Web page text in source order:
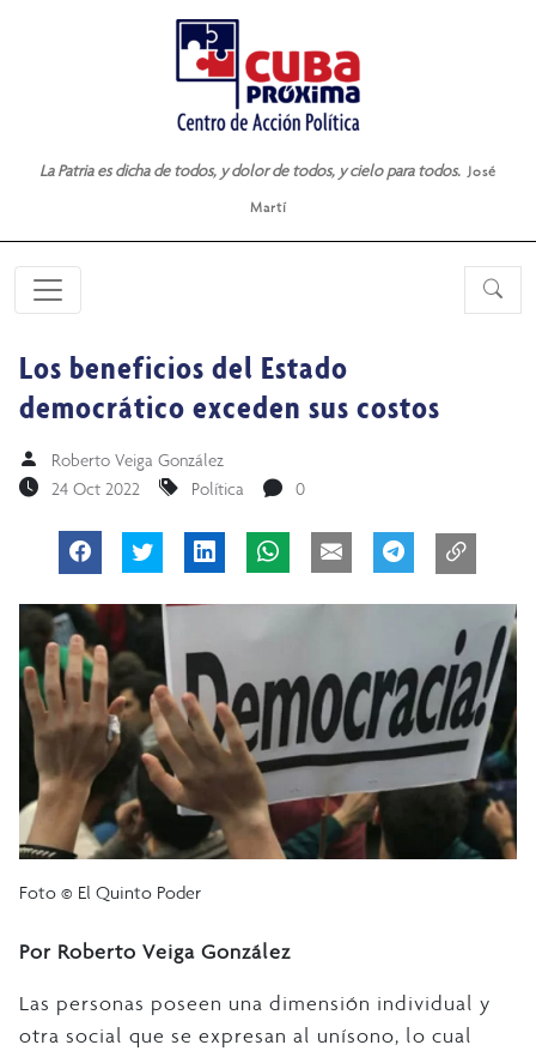
La Patria es dicha de todos, y dolor de todos, y cielo para todos. José
Martí
Los beneficios del Estado
democrático exceden sus costos
Roberto Veiga González
24 Oct 2022
Política 0
Foto © El Quinto Poder
Por Roberto Veiga González
Las personas poseen una dimensión individual y
otra social que se expresan al unísono, lo cual